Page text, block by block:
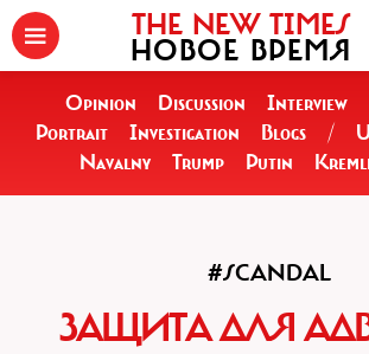
THE NEW TIMES
НОВОЕ ВРЕМЯ
Opinion Discussion Interview
Portrait
Investigation Blogs /
Navalny
Trump Putin
#SCANDAL
ЗАЩИТА ДЛЯ